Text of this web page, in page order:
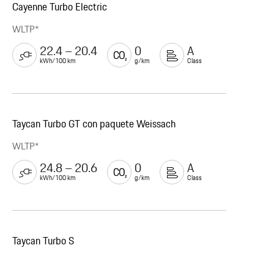
Cayenne Turbo Electric
WLTP*
22.4 – 20.4
kWh/100 km
0
g/km
A
Class
Taycan Turbo GT con paquete Weissach
WLTP*
24.8 – 20.6
kWh/100 km
0
g/km
A
Class
Taycan Turbo S